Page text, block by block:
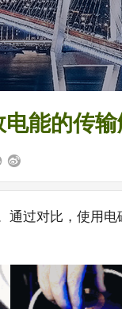
能的传
通过对比，使用